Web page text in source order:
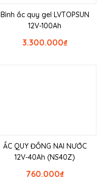
Bình ắc quy gel LVTOPSUN
12V-100Ah
₫
3.300.000
ẮC QUY ĐỒNG NAI NƯỚC
12V-40Ah (NS40Z)
₫
760.000